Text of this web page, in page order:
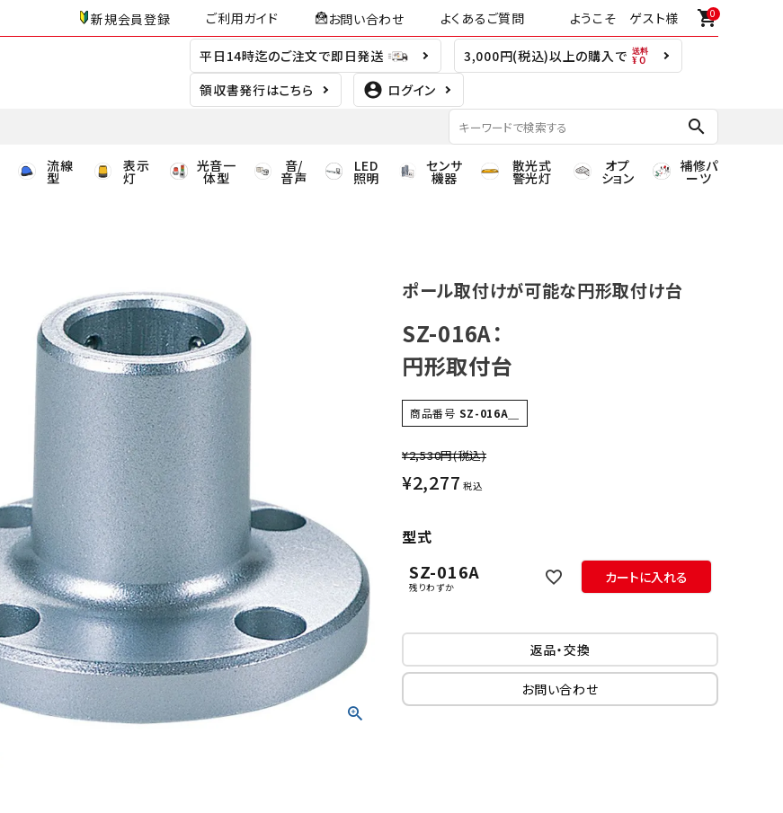
新規会員登録 ご利用ガイド お問い合わせ よくあるご質問 ようこそ ゲスト様 0
shopping_cart
平日14時迄のご注文で即日発送
3,000円(税込)以上の購入で
領収書発行はこちら
ログイン
search
流線
型
表示
灯
光音一
体型
音/
音声
LED
照明
センサ
機器
散光式
警光灯
オプ
ション
補修パ
ーツ
ポール取付けが可能な円形取付け台
SZ-016A：
円形取付台
商品番号 SZ-016A＿
¥2,530円(税込)
¥2,277 税込
型式
SZ-016A
残りわずか
カートに入れる
返品・交換
お問い合わせ